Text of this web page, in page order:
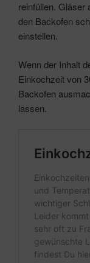
reinfüllen. Gläser
den Backofen
einstellen.
Wenn der Inhalt
Einkochzeit von
Backofen
lassen.